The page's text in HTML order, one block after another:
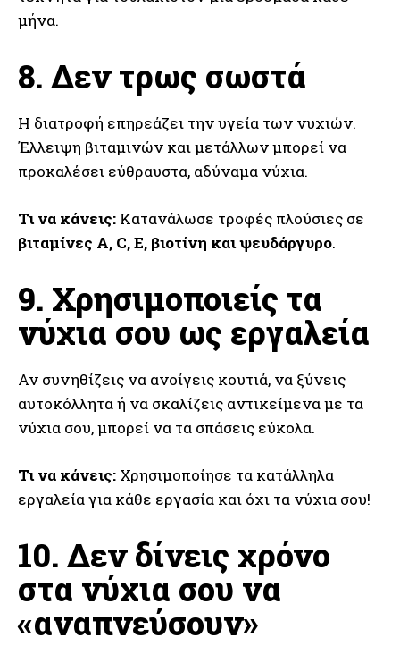
μήνα.
8. Δεν τρως σωστά
Η διατροφή επηρεάζει την υγεία των νυχιών.
Έλλειψη βιταμινών και μετάλλων μπορεί να
προκαλέσει εύθραυστα, αδύναμα νύχια.
Τι να κάνεις: Κατανάλωσε τροφές πλούσιες σε
βιταμίνες Α, C, Ε, βιοτίνη και ψευδάργυρο.
9. Χρησιμοποιείς τα
νύχια σου ως εργαλεία
Αν συνηθίζεις να ανοίγεις κουτιά, να ξύνεις
αυτοκόλλητα ή να σκαλίζεις αντικείμενα με τα
νύχια σου, μπορεί να τα σπάσεις εύκολα.
Τι να κάνεις: Χρησιμοποίησε τα κατάλληλα
εργαλεία για κάθε εργασία και όχι τα νύχια σου!
10. Δεν δίνεις χρόνο
στα νύχια σου να
«αναπνεύσουν»